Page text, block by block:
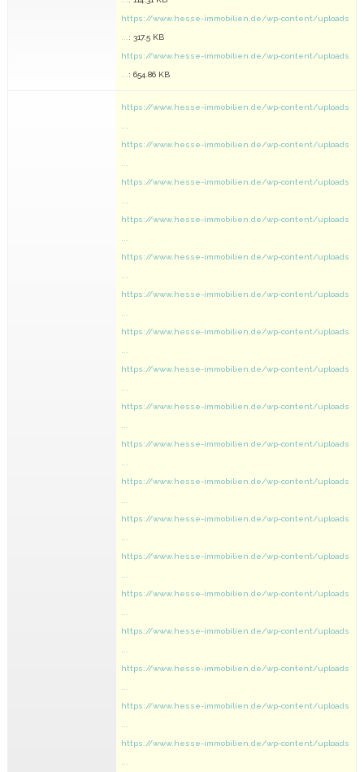
https://www.hesse-immobilien.de/wp-content/uploads
: 317.5 KB
https://www.hesse-immobilien.de/wp-content/uploads
: 654.86 KB
https://www.hesse-immobilien.de/wp-content/uploads
https://www.hesse-immobilien.de/wp-content/uploads
https://www.hesse-immobilien.de/wp-content/uploads
https://www.hesse-immobilien.de/wp-content/uploads
https://www.hesse-immobilien.de/wp-content/uploads
https://www.hesse-immobilien.de/wp-content/uploads
https://www.hesse-immobilien.de/wp-content/uploads
https://www.hesse-immobilien.de/wp-content/uploads
https://www.hesse-immobilien.de/wp-content/uploads
https://www.hesse-immobilien.de/wp-content/uploads
https://www.hesse-immobilien.de/wp-content/uploads
https://www.hesse-immobilien.de/wp-content/uploads
https://www.hesse-immobilien.de/wp-content/uploads
https://www.hesse-immobilien.de/wp-content/uploads
https://www.hesse-immobilien.de/wp-content/uploads
https://www.hesse-immobilien.de/wp-content/uploads
https://www.hesse-immobilien.de/wp-content/uploads
https://www.hesse-immobilien.de/wp-content/uploads